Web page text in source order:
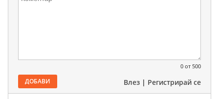
0 от 500
ДОБАВИ Влез | Регистрирай се